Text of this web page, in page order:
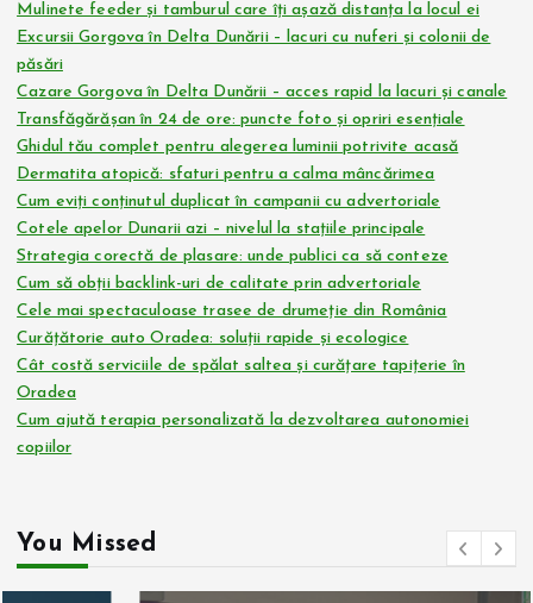
Mulinete feeder și tamburul care îți așază distanța la locul ei
Excursii Gorgova în Delta Dunării – lacuri cu nuferi și colonii de
păsări
Cazare Gorgova în Delta Dunării – acces rapid la lacuri și canale
Transfăgărășan în 24 de ore: puncte foto și opriri esențiale
Ghidul tău complet pentru alegerea luminii potrivite acasă
Dermatita atopică: sfaturi pentru a calma mâncărimea
Cum eviți conținutul duplicat în campanii cu advertoriale
Cotele apelor Dunarii azi – nivelul la stațiile principale
Strategia corectă de plasare: unde publici ca să conteze
Cum să obții backlink-uri de calitate prin advertoriale
Cele mai spectaculoase trasee de drumeție din România
Curățătorie auto Oradea: soluții rapide și ecologice
Cât costă serviciile de spălat saltea și curățare tapițerie în
Oradea
Cum ajută terapia personalizată la dezvoltarea autonomiei
copiilor
You Missed